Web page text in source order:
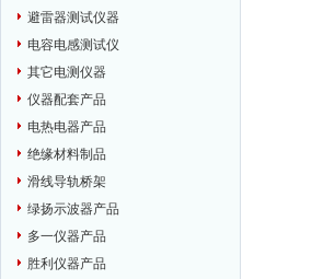
避雷器测试仪器
电容电感测试仪
其它电测仪器
仪器配套产品
电热电器产品
绝缘材料制品
滑线导轨桥架
绿扬示波器产品
多一仪器产品
胜利仪器产品